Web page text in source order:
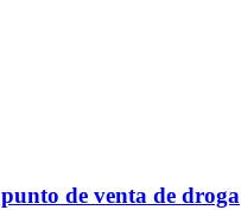
de venta de droga